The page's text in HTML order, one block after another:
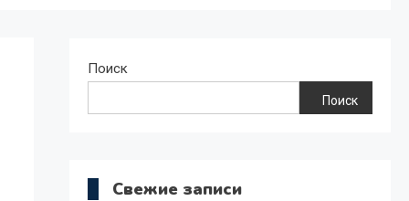
Поиск
Поиск
Свежие записи